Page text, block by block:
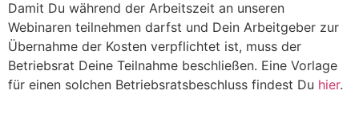
Damit Du während der Arbeitszeit an unseren
Webinaren teilnehmen darfst und Dein Arbeitgeber zur
Übernahme der Kosten verpflichtet ist, muss der
Betriebsrat Deine Teilnahme beschließen. Eine Vorlage
für einen solchen Betriebsratsbeschluss findest Du hier.